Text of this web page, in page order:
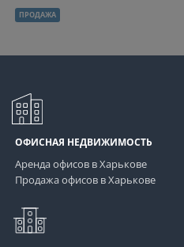
ПРОДАЖА
ОФИСНАЯ НЕДВИЖИМОСТЬ
Аренда офисов в Харькове
Продажа офисов в Харькове